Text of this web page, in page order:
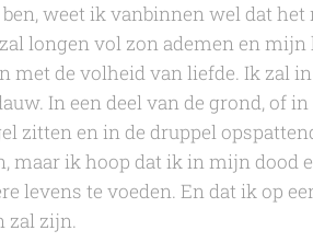
weet ik vanbinnen wel dat
longen vol zon ademen en
met de volheid van liefde. Ik zal
In een deel van de grond, of
zitten en in de druppel
maar ik hoop dat ik in mijn
levens te voeden. En dat ik op
zal zijn.